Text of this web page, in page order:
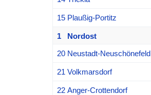
15 Plaußig-Portitz
1 Nordost
20 Neustadt-Neuschönefeld
21 Volkmarsdorf
22 Anger-Crottendorf